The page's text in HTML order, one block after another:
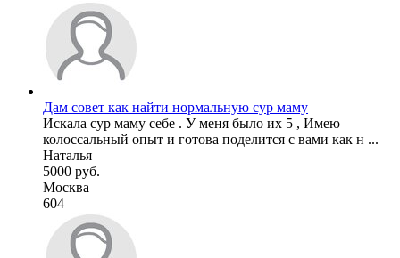
Дам совет как найти нормальную сур маму
Искала сур маму себе . У меня было их 5 , Имею
колоссальный опыт и готова поделится с вами как н ...
Наталья
5000 руб.
Москва
604